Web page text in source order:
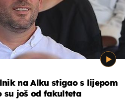
na Alku stigao s lijepom
su još od fakulteta